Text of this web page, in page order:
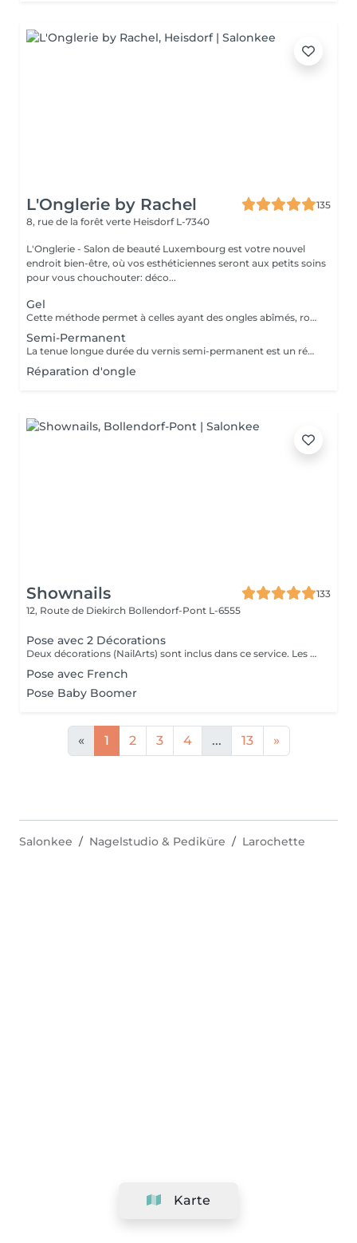
L'Onglerie by Rachel
135
8, rue de la forêt verte Heisdorf L-7340
L'Onglerie - Salon de beauté Luxembourg est votre nouvel
endroit bien-être, où vos esthéticiennes seront aux petits soins
pour vous chouchouter: déco...
Gel
Cette méthode permet à celles ayant des ongles abîmés, rongés, cassants, de retrouver de très jolies mains. En rallongement ou en simple gainage, le gel apportera solidité à vos ongles, et une couleur longue durée
Semi-Permanent
La tenue longue durée du vernis semi-permanent est un réel avantage. La pose sera effectuée avec soin, en adaptant les produits utilisés. La prestation sera entièrement personnalisée. La tenue peut aller de 2 à 3 semaines, 4 maximum selon le type d'ongle. Fini les retouches manucure tous les 4 jours, c'est une vraie liberté qui s'offre à vous ! Finesse et tenue longue durée ! N'hésitez pas à demander conseil
Réparation d'ongle
Shownails
133
12, Route de Diekirch Bollendorf-Pont L-6555
Pose avec 2 Décorations
Deux décorations (NailArts) sont inclus dans ce service. Les prix peuvent varier en fonction des décorations supplémentaires.
Pose avec French
Pose Baby Boomer
« 1 2 3 4 ... 13 »
Karte
Salonkee Nagelstudio & Pediküre Larochette